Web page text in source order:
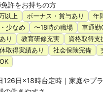
許をお持ちの方
以上 ボーナス・賞与あり
年
少なめ
〜18時の職場 車通勤
り
教育研修充実
資格取得支
取得実績あり
社会保険完備
日×18時台定時｜家庭やプ